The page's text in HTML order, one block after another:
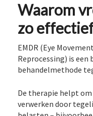
Waarom
zo
EMDR (Eye
Reprocessing) is een
behandelmethode
De therapie helpt
verwerken door